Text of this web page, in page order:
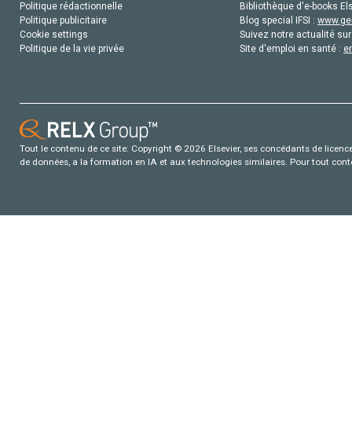
Politique rédactionnelle
Politique publicitaire
Cookie settings
Politique de la vie privée
Bibliothèque d'e-books
Blog special IFSI :
Suivez notre actualité
Site d'emploi en santé :
Tout le contenu de ce site: Copyright © 2026 Elsevier, ses concédants de
de données, a la formation en IA et aux technologies similaires. Pour tout